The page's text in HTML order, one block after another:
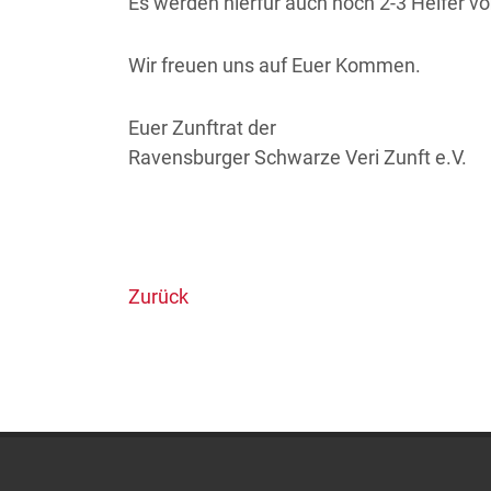
Wir freuen uns auf Euer Kommen.
Euer Zunftrat der
Ravensburger Schwarze Veri Zunft e.V.
Zurück